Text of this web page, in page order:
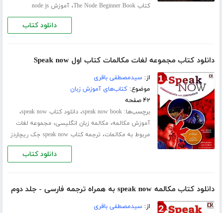
کتاب The Node Beginner Book
،آموزش node js
دانلود کتاب
دانلود کتاب مجموعه لغات مکالمات کتاب اول Speak now
از:سیدمصطفی باقری
موضوع:کتاب‌های آموزش زبان
۴۲ صفحه
برچسب‌ها:speak now book،دانلود کتاب speak now ،
آموزش مکالمه، مکالمه زبان انگلیسی، مجموعه لغات
مربوط به مکالمات، ترجمه کتاب speak now جک ریچاردز
دانلود کتاب
دانلود کتاب مکالمه speak now به همراه ترجمه فارسی - جلد دوم
از:سیدمصطفی باقری